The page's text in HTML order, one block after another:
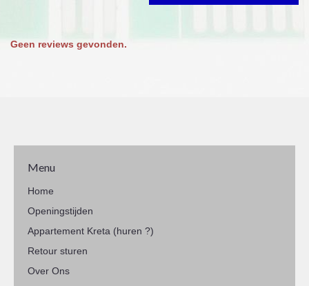
Geen reviews gevonden.
Menu
Home
Openingstijden
Appartement Kreta (huren ?)
Retour sturen
Over Ons